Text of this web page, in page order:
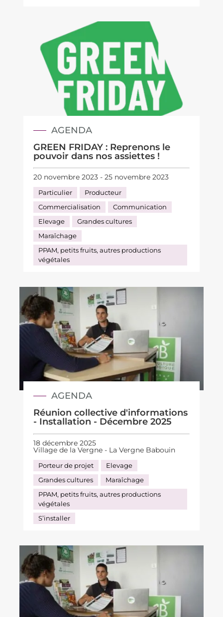
AGENDA
GREEN FRIDAY : Reprenons le
pouvoir dans nos assiettes !
20 novembre 2023 - 25 novembre 2023
Particulier
Producteur
Commercialisation
Communication
Elevage
Grandes cultures
Maraîchage
PPAM, petits fruits, autres productions
végétales
AGENDA
Réunion collective d'informations
- Installation - Décembre 2025
18 décembre 2025
Village de la Vergne - La Vergne Babouin
Porteur de projet
Elevage
Grandes cultures
Maraîchage
PPAM, petits fruits, autres productions
végétales
S’installer